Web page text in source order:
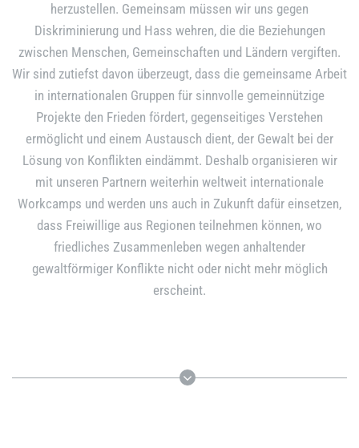
herzustellen. Gemeinsam müssen wir uns gegen
Diskriminierung und Hass wehren, die die Beziehungen
zwischen Menschen, Gemeinschaften und Ländern vergiften.
Wir sind zutiefst davon überzeugt, dass die gemeinsame Arbeit
in internationalen Gruppen für sinnvolle gemeinnützige
Projekte den Frieden fördert, gegenseitiges Verstehen
ermöglicht und einem Austausch dient, der Gewalt bei der
Lösung von Konflikten eindämmt. Deshalb organisieren wir
mit unseren Partnern weiterhin weltweit internationale
Workcamps und werden uns auch in Zukunft dafür einsetzen,
dass Freiwillige aus Regionen teilnehmen können, wo
friedliches Zusammenleben wegen anhaltender
gewaltförmiger Konflikte nicht oder nicht mehr möglich
erscheint.